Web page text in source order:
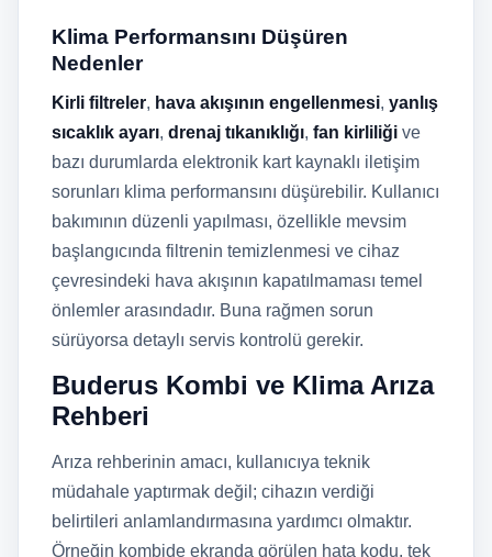
Klima Performansını Düşüren
Nedenler
Kirli filtreler, hava akışının engellenmesi, yanlış
sıcaklık ayarı, drenaj tıkanıklığı, fan kirliliği ve
bazı durumlarda elektronik kart kaynaklı iletişim
sorunları klima performansını düşürebilir. Kullanıcı
bakımının düzenli yapılması, özellikle mevsim
başlangıcında filtrenin temizlenmesi ve cihaz
çevresindeki hava akışının kapatılmaması temel
önlemler arasındadır. Buna rağmen sorun
sürüyorsa detaylı servis kontrolü gerekir.
Buderus Kombi ve Klima Arıza
Rehberi
Arıza rehberinin amacı, kullanıcıya teknik
müdahale yaptırmak değil; cihazın verdiği
belirtileri anlamlandırmasına yardımcı olmaktır.
Örneğin kombide ekranda görülen hata kodu, tek